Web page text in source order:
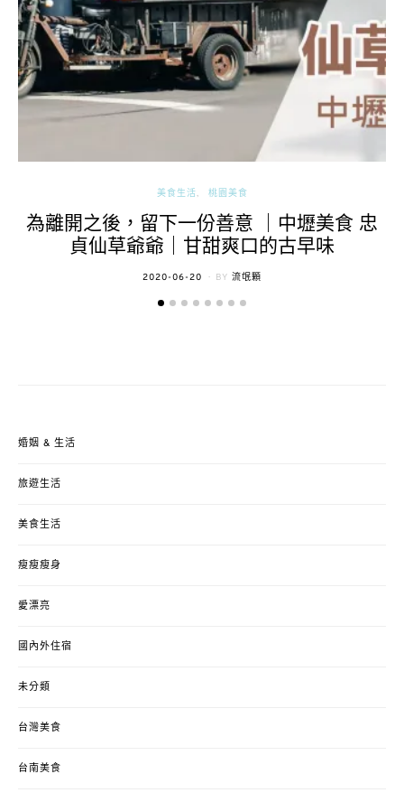
美食生活 桃園美食
為離開之後，留下一份善意 ｜中壢美食 忠
貞仙草爺爺｜甘甜爽口的古早味
POSTED
2020-06-20 BY 流氓顆
婚姻 & 生活
旅遊生活
美食生活
瘦瘦瘦身
愛漂亮
國內外住宿
未分類
台灣美食
台南美食